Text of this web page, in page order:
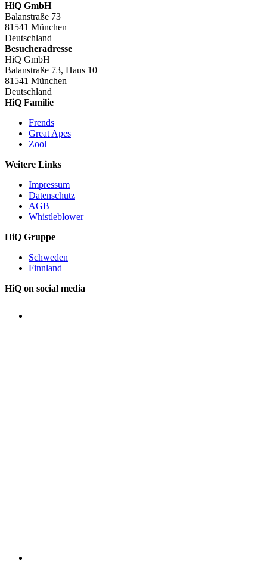
HiQ GmbH
Balanstraße 73
81541 München
Deutschland
Besucheradresse
HiQ GmbH
Balanstraße 73, Haus 10
81541 München
Deutschland
HiQ Familie
Frends
Great Apes
Zool
Weitere Links
Impressum
Datenschutz
AGB
Whistleblower
HiQ Gruppe
Schweden
Finnland
HiQ on social media